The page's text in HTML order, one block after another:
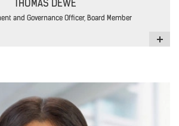
THOMAS DEWÉ
and Governance Officer, Board Member